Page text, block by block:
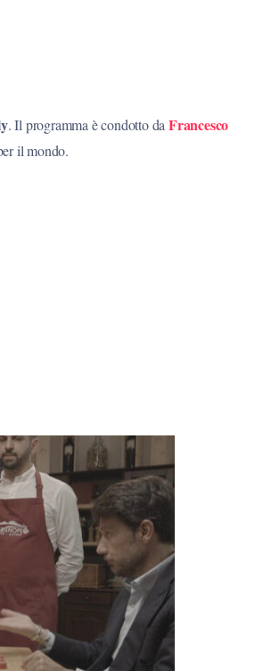
. Il programma è condotto daFrancesco
il mondo.